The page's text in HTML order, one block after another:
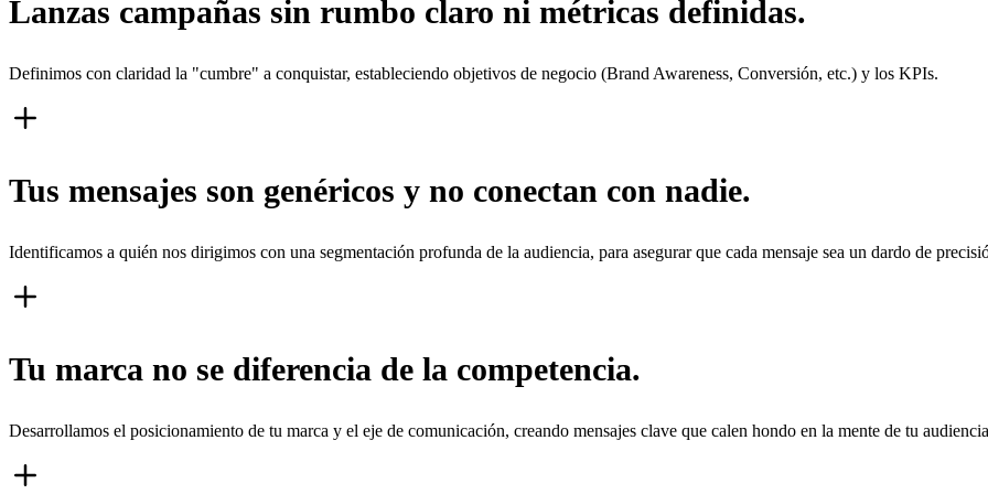
Lanzas campañas sin rumbo claro ni métricas definidas.
Definimos con claridad la "cumbre" a conquistar, estableciendo objetivos de negocio (Brand Awareness, Conversión, etc.) y los KPIs.
Tus mensajes son genéricos y no conectan con nadie.
Identificamos a quién nos dirigimos con una segmentación profunda de la audiencia, para asegurar que cada mensaje sea un dardo de
Tu marca no se diferencia de la competencia.
Desarrollamos el posicionamiento de tu marca y el eje de comunicación, creando mensajes clave que calen hondo en la mente de tu